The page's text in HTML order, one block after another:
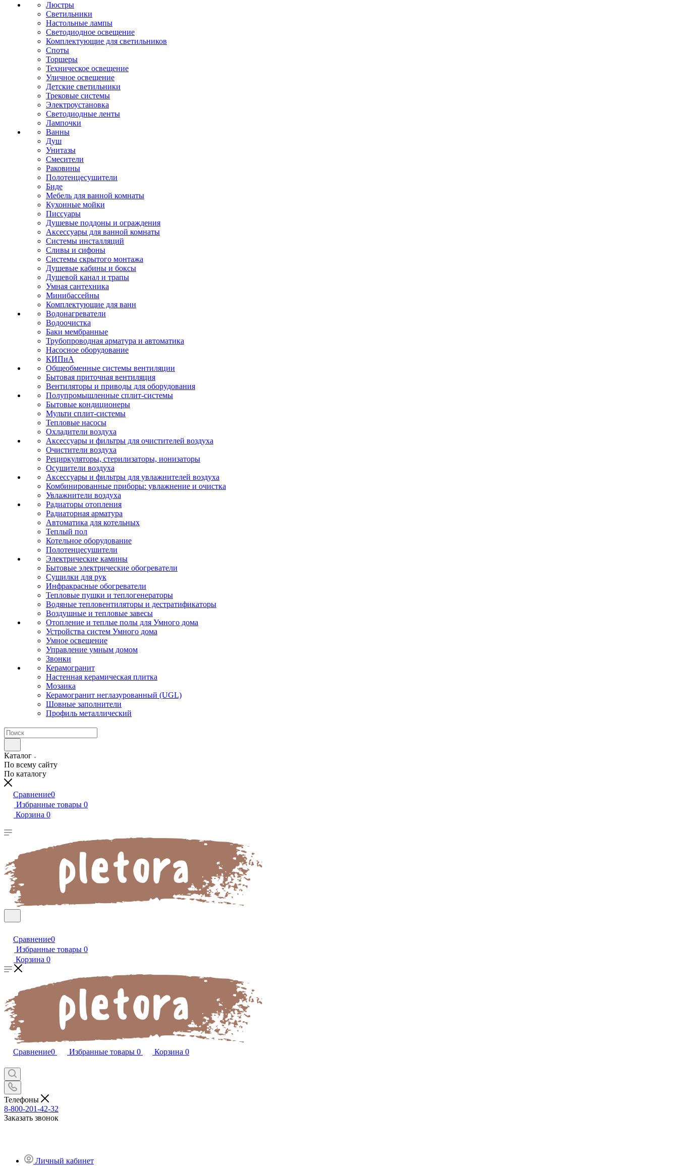
Люстры
Светильники
Настольные лампы
Светодиодное освещение
Комплектующие для светильников
Споты
Торшеры
Техническое освещение
Уличное освещение
Детские светильники
Трековые системы
Электроустановка
Светодиодные ленты
Лампочки
Ванны
Душ
Унитазы
Смесители
Раковины
Полотенцесушители
Биде
Мебель для ванной комнаты
Кухонные мойки
Писсуары
Душевые поддоны и ограждения
Аксессуары для ванной комнаты
Системы инсталляций
Сливы и сифоны
Системы скрытого монтажа
Душевые кабины и боксы
Душевой канал и трапы
Умная сантехника
Минибассейны
Комплектующие для ванн
Водонагреватели
Водоочистка
Баки мембранные
Трубопроводная арматура и автоматика
Насосное оборудование
КИПиА
Общеобменные системы вентиляции
Бытовая приточная вентиляция
Вентиляторы и приводы для оборудования
Полупромышленные сплит-системы
Бытовые кондиционеры
Мульти сплит-системы
Тепловые насосы
Охладители воздуха
Аксессуары и фильтры для очистителей воздуха
Очистители воздуха
Рециркуляторы, стерилизаторы, ионизаторы
Осушители воздуха
Аксессуары и фильтры для увлажнителей воздуха
Комбинированные приборы: увлажнение и очистка
Увлажнители воздуха
Радиаторы отопления
Радиаторная арматура
Автоматика для котельных
Теплый пол
Котельное оборудование
Полотенцесушители
Электрические камины
Бытовые электрические обогреватели
Сушилки для рук
Инфракрасные обогреватели
Тепловые пушки и теплогенераторы
Водяные тепловентиляторы и дестратификаторы
Воздушные и тепловые завесы
Отопление и теплые полы для Умного дома
Устройства систем Умного дома
Умное освещение
Управление умным домом
Звонки
Керамогранит
Настенная керамическая плитка
Мозаика
Керамогранит неглазурованный (UGL)
Шовные заполнители
Профиль металлический
Каталог
По всему сайту
По каталогу
Сравнение0
Избранные товары 0
Корзина 0
Сравнение0
Избранные товары 0
Корзина 0
Сравнение0 Избранные товары 0 Корзина 0
Телефоны
8-800-201-42-32
Заказать звонок
Личный кабинет